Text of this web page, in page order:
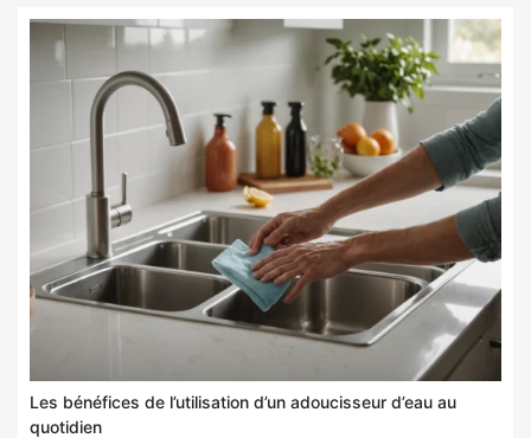
Les bénéfices de l’utilisation d’un adoucisseur d’eau au
quotidien